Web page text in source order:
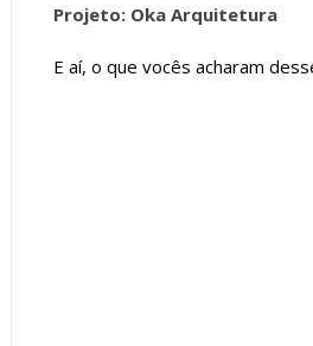
Projeto: Oka Arquitetura
E aí, o que vocês acharam